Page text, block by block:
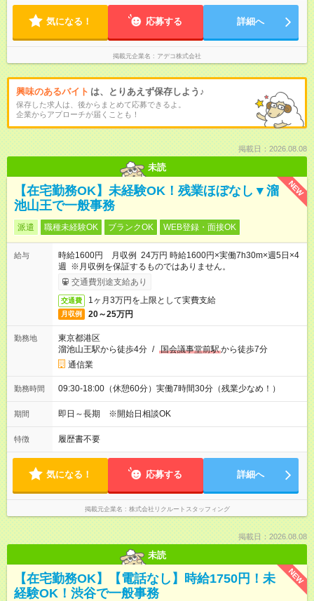
気になる！ 応募する 詳細へ
掲載元企業名 アデコ株式会社
興味のあるバイト は、とりあえず保存しよう♪
保存した求人は、後からまとめて応募できるよ。
企業からアプローチが届くことも！
掲載日：2026.08.08
未読
NEW
【在宅勤務OK】未経験OK！残業ほぼなし▼溜
池山王で一般事務
派遣 職種未経験OK ブランクOK WEB登録・面接OK
給与
時給1600円 月収例 24万円 時給1600円×実働7h30m×週5日×4
週 ※月収例を保証するものではありません。
交通費別途支給あり
交通費 1ヶ月3万円を上限として実費支給
月収例 20～25万円
勤務地
東京都港区
溜池山王駅から徒歩4分 / 国会議事堂前駅から徒歩7分
通信業
勤務時間 09:30-18:00（休憩60分）実働7時間30分（残業少なめ！）
期間 即日～長期 ※開始日相談OK
特徴 履歴書不要
気になる！ 応募する 詳細へ
掲載元企業名 株式会社リクルートスタッフィング
掲載日：2026.08.08
未読
NEW
【在宅勤務OK】【電話なし】時給1750円！未
経験OK！渋谷で一般事務